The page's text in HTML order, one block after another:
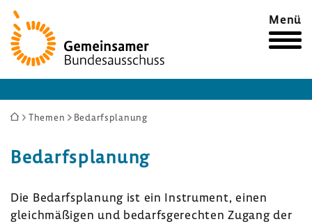
Zur
Startseite
Menü
Sie
hier:
Themen Bedarfsplanung
Bedarfs­pla­nung
Die Bedarfs­pla­nung ist ein Instru­ment, einen
gleich­mä­ßigen und bedarfs­ge­rechten Zugang der